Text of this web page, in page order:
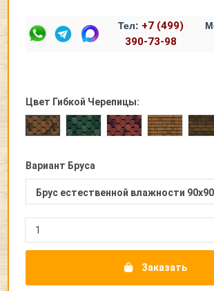
Тел: +7 (499)
390-73-98
Цвет Гибкой Черепицы:
Прима Коричневая
Прима ЗеленаяПрима Бордовая
Трио
Вариант Бруса
Заказать